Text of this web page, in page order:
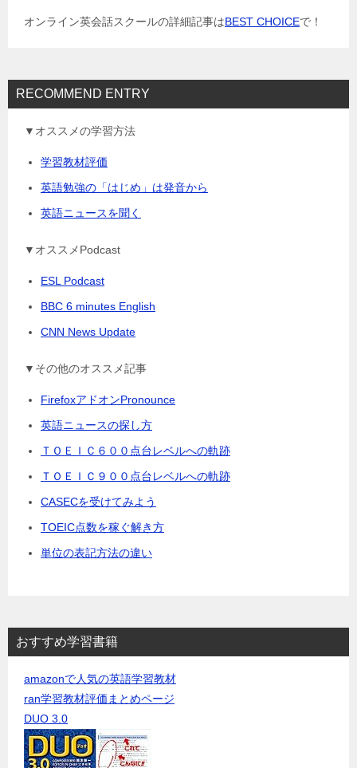
オンライン英会話スクールの詳細記事はBEST CHOICEで！
RECOMMEND ENTRY
▼オススメの学習方法
学習教材評価
英語勉強の「はじめ」は発音から
英語ニュースを聞く
▼オススメPodcast
ESL Podcast
BBC 6 minutes English
CNN News Update
▼その他のオススメ記事
FirefoxアドオンPronounce
英語ニュースの探し方
ＴＯＥＩＣ６００点台レベルへの軌跡
ＴＯＥＩＣ９００点台レベルへの軌跡
CASECを受けてみよう
TOEIC点数を稼ぐ解き方
単位の表記方法の違い
おすすめ学習書籍
amazonで人気の英語学習教材
ran学習教材評価まとめページ
DUO 3.0